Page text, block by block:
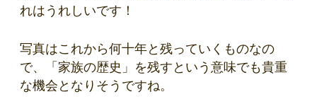
れはうれしいです！
写真はこれから何十年と残っていくものなの
で、「家族の歴史」を残すという意味でも貴重
な機会となりそうですね。